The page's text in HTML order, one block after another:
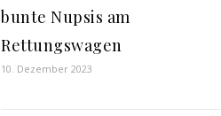
bunte Nupsis am
Rettungswagen
10. Dezember 2023